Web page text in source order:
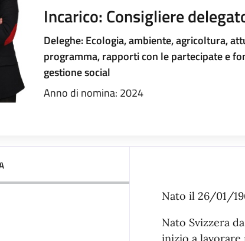
Incarico: Consigliere
Deleghe: Ecologia, ambiente, agricoltura,
programma, rapporti con le partecipate e
gestione social
Anno di nomina: 2024
Nato il 26/01/
Nato Svizzera